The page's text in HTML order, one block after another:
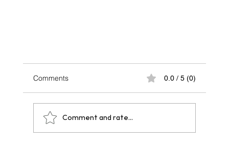
Comments 0.0 / 5 (0)
Comment and rate...